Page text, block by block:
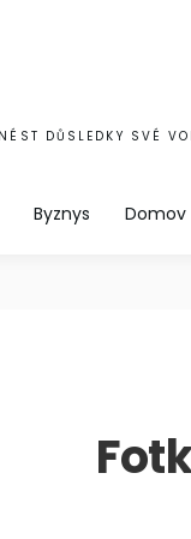
DŮSLEDKY SVÉ
Byznys Domov